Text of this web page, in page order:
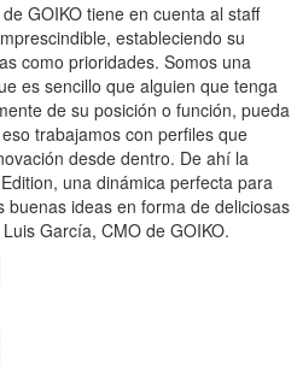
GOIKO tiene en cuenta al staff
estableciendo su
como prioridades. Somos una
es sencillo que alguien que tenga
de su posición o función, pueda
trabajamos con perfiles que
desde dentro. De ahí la
una dinámica perfecta para
ideas en forma de deliciosas
García, CMO de GOIKO.